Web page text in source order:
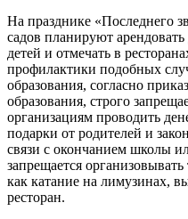
На празднике «Последнего
садов планируют
детей и отмечать в
профилактики подобных
образования, согласно
образования, строго
организациям проводить
подарки от родителей и
связи с окончанием школы
запрещается
как катание на лимузинах,
ресторан.